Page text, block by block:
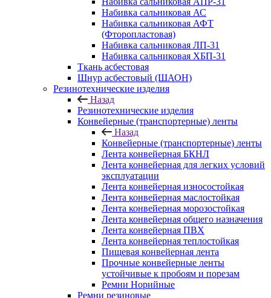
Набивка сальниковая АС
Набивка сальниковая АФТ
(Фторопластовая)
Набивка сальниковая ЛП-31
Набивка сальниковая ХБП-31
Ткань асбестовая
Шнур асбестовый (ШАОН)
Резинотехнические изделия
Назад
Резинотехнические изделия
Конвейерные (транспортерные) ленты
Назад
Конвейерные (транспортерные) ленты
Лента конвейерная БКНЛ
Лента конвейерная для легких условий
эксплуатации
Лента конвейерная износостойкая
Лента конвейерная маслостойкая
Лента конвейерная морозостойкая
Лента конвейерная общего назначения
Лента конвейерная ПВХ
Лента конвейерная теплостойкая
Пищевая конвейерная лента
Прочные конвейерные ленты
устойчивые к пробоям и порезам
Ремни Норийные
Ремни резиновые